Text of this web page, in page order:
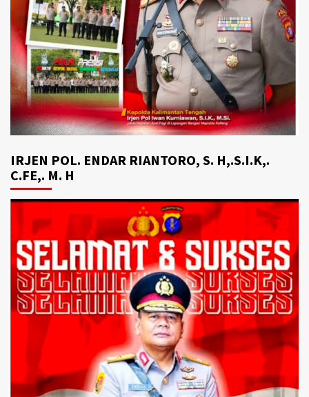
IRJEN POL. ENDAR RIANTORO, S. H,.S.I.K,.
C.FE,. M. H